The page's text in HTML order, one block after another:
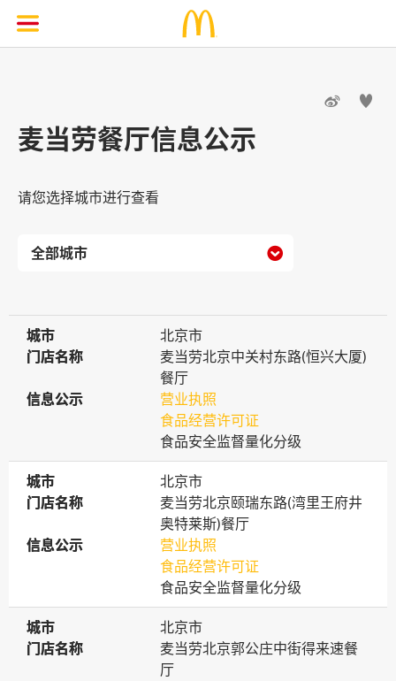
 
麦当劳餐厅信息公示
请您选择城市进行查看

城市
城市
北京市
门店名称
门店名称
麦当劳北京中关村东路(恒兴大厦)
餐厅
信息公示
信息公示
营业执照
食品经营许可证
食品安全监督量化分级
城市
城市
北京市
门店名称
门店名称
麦当劳北京颐瑞东路(湾里王府井
奥特莱斯)餐厅
信息公示
信息公示
营业执照
食品经营许可证
食品安全监督量化分级
城市
城市
北京市
门店名称
门店名称
麦当劳北京郭公庄中街得来速餐
厅